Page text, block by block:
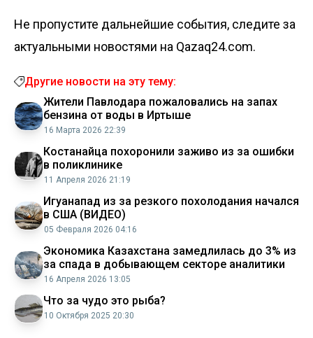
Не пропустите дальнейшие события, следите за
актуальными новостями на Qazaq24.com.
Другие новости на эту тему:
Жители Павлодара пожаловались на запах
бензина от воды в Иртыше
16 Марта 2026 22:39
Костанайца похоронили заживо из за ошибки
в поликлинике
11 Апреля 2026 21:19
Игуанапад из за резкого похолодания начался
в США (ВИДЕО)
05 Февраля 2026 04:16
Экономика Казахстана замедлилась до 3% из
за спада в добывающем секторе аналитики
16 Апреля 2026 13:05
Что за чудо это рыба?
10 Октября 2025 20:30